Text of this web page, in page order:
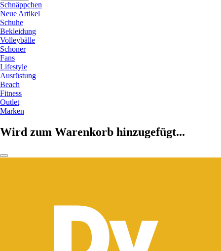
Schnäppchen
Neue Artikel
Schuhe
Bekleidung
Volleybälle
Schoner
Fans
Lifestyle
Ausrüstung
Beach
Fitness
Outlet
Marken
Wird zum Warenkorb hinzugefügt...